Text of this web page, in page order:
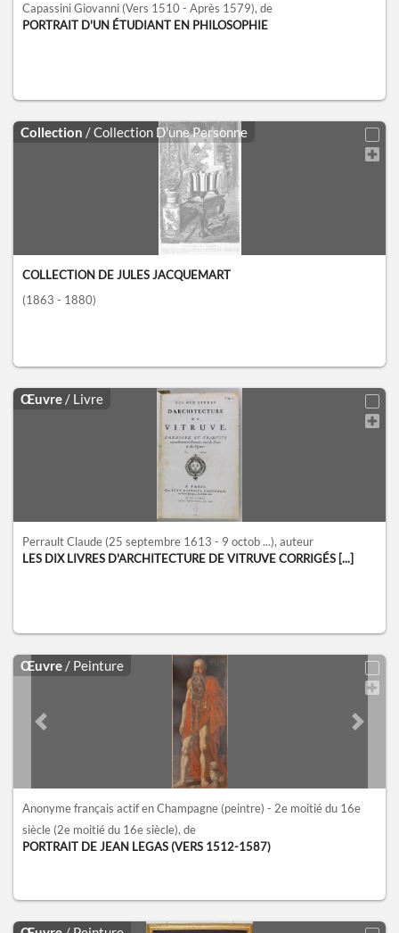
Capassini Giovanni (Vers 1510 - Après 1579), de
PORTRAIT D'UN ÉTUDIANT EN PHILOSOPHIE
Collection / Collection D'une Personne
COLLECTION DE JULES JACQUEMART
(1863 - 1880)
Œuvre / Livre
Perrault Claude (25 septembre 1613 - 9 octob ...), auteur
LES DIX LIVRES D'ARCHITECTURE DE VITRUVE CORRIGÉS [...]
Œuvre / Peinture
Previous slide Next
Anonyme français actif en Champagne (peintre) - 2e moitié du 16e
siècle (2e moitié du 16e siècle), de
PORTRAIT DE JEAN LEGAS (VERS 1512-1587)